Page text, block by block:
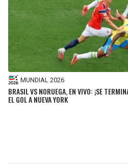
MUNDIAL 2026
BRASIL VS NORUEGA, EN VIVO: ¡SE
EL GOL A NUEVA YORK